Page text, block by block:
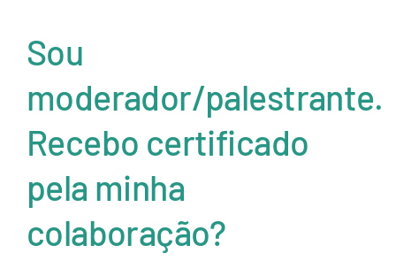
Sou
moderador/palestrante.
Recebo certificado
pela minha
colaboração?